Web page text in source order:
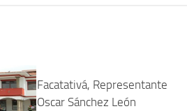
Facatativá, Representante
Oscar Sánchez León